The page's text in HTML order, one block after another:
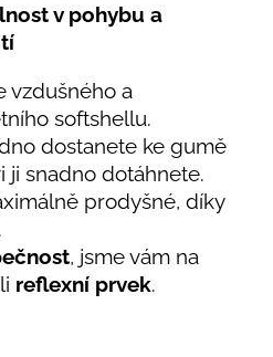
v pohybu a
vzdušného a
softshellu.
dostanete ke gumě
ji snadno dotáhnete.
prodyšné, díky
, jsme vám na
reflexní prvek.